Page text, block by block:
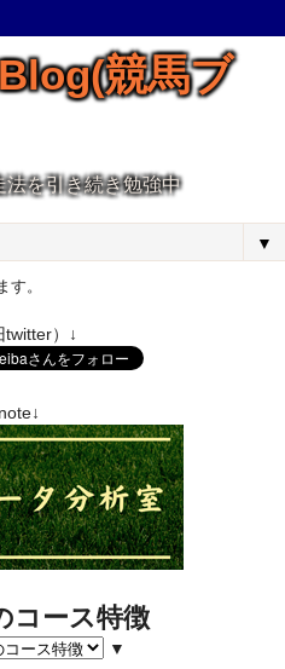
競馬ブ
法を引き続き勉強中
▼
。
twitter）↓
コース特徴
▼